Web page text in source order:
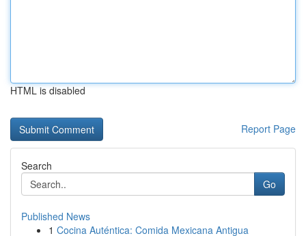
HTML is disabled
Report Page
Search
Go
Published News
1 Cocina Auténtica: Comida Mexicana Antigua